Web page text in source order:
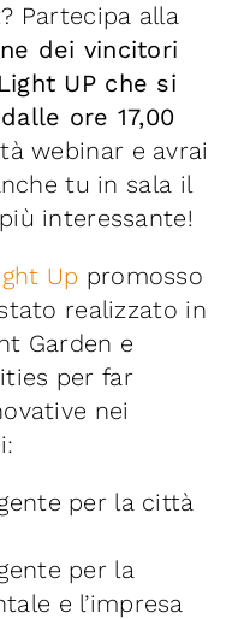
Partecipa alla
dei vincitori
UP che si
ore 17,00
webinar e avrai
tu in sala il
interessante!
Up promosso
realizzato in
Garden e
per far
nei
per la città
per la
e l’impresa